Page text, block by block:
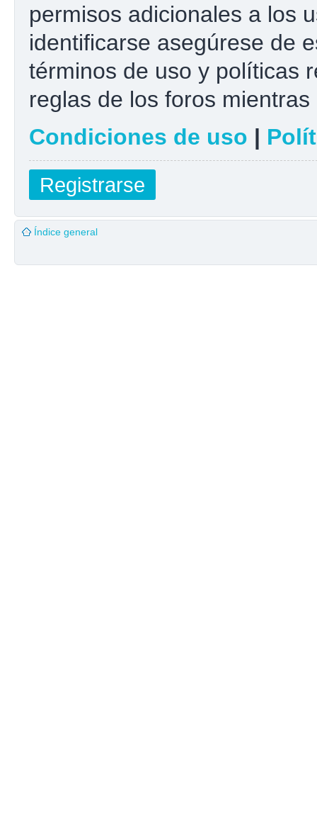
permisos adicionales a los
identificarse asegúrese de
términos de uso y políticas
reglas de los foros
Condiciones de uso |
Registrarse
Índice general